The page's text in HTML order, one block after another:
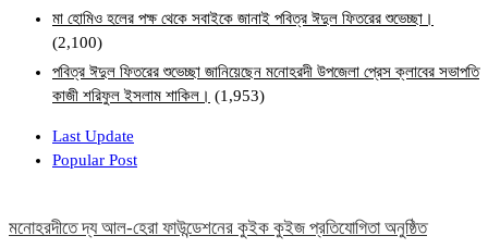
মা হোমিও হলের পক্ষ থেকে সবাইকে জানাই পবিত্র ঈদুল ফিতরের শুভেচ্ছা।
(2,100)
পবিত্র ঈদুল ফিতরের শুভেচ্ছা জানিয়েছেন মনোহরদী উপজেলা প্রেস ক্লাবের সভাপতি
কাজী শরিফুল ইসলাম শাকিল। (1,953)
Last Update
Popular Post
মনোহরদীতে দ্য আল-হেরা ফাউন্ডেশনের কুইক কুইজ প্রতিযোগিতা অনুষ্ঠিত